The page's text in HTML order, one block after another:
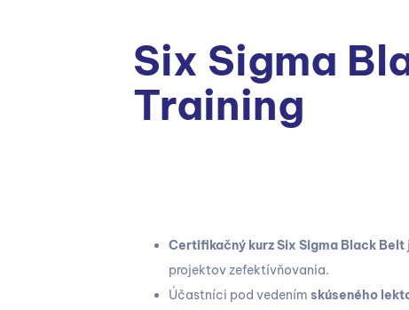
Six Sigma
Training
Certifikačný kurz Six Sigma Black Belt
projektov zefektívňovania.
Účastníci pod vedením skúseného